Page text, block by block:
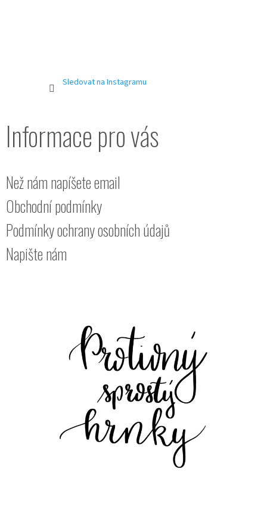
Sledovat na Instagramu
Informace pro vás
Než nám napíšete email
Obchodní podmínky
Podmínky ochrany osobních údajů
Napište nám